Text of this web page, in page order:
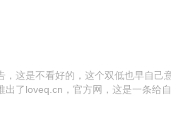
这是不看好的，这个双低也早自己
了loveq.cn，官方网，这是一条给